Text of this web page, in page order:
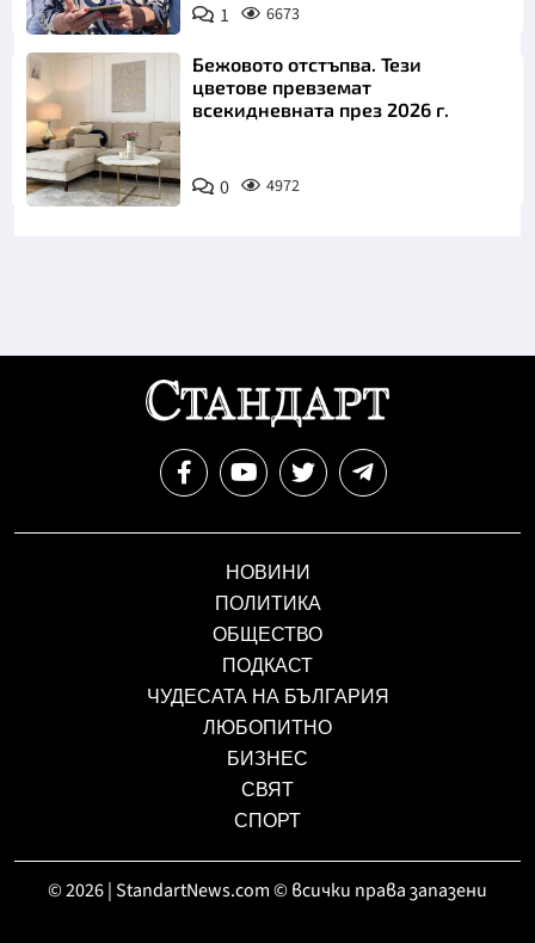
Снимка: БТА 1 6673
Бежовото отстъпва. Тези
цветове превземат
всекидневната през 2026 г.
0 4972
НОВИНИ
ПОЛИТИКА
ОБЩЕСТВО
ПОДКАСТ
ЧУДЕСАТА НА БЪЛГАРИЯ
ЛЮБОПИТНО
БИЗНЕС
СВЯТ
СПОРТ
© 2026 | StandartNews.com © всички права запазени